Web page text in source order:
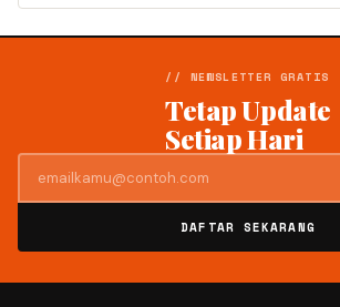
// NEWSLETTER GRATIS
Tetap Update
Setiap Hari
DAFTAR SEKARANG